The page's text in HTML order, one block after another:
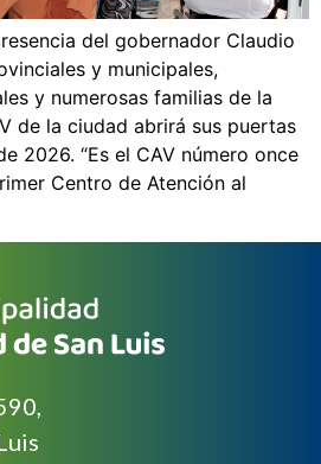
del gobernador Claudio
y municipales,
y numerosas familias de la
de la ciudad abrirá sus puertas
2026. “Es el CAV número once
Centro de Atención al